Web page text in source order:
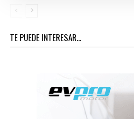
TE PUEDE INTERESAR...